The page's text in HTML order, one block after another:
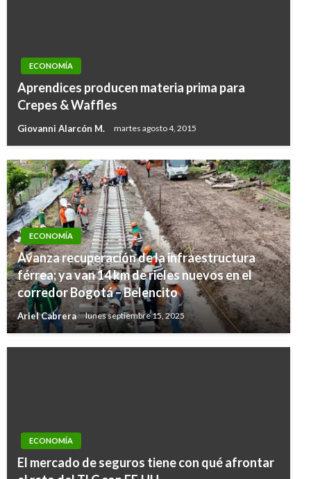
ECONOMÍA
Aprendices producen materia prima para
Crepes & Waffles
Giovanni Alarcón M. martes agosto 4, 2015
ECONOMÍA
Avanza recuperación de la infraestructura
férrea; ya van 14 km de rieles nuevos en el
corredor Bogotá – Belencito
Ariel Cabrera lunes septiembre 15, 2025
ECONOMÍA
El mercado de seguros tiene con qué afrontar